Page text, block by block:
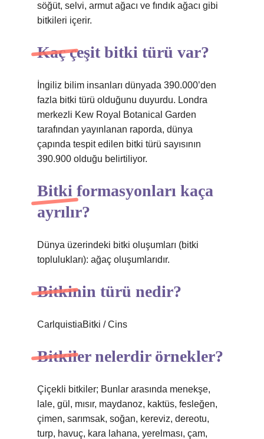
söğüt, selvi, armut ağacı ve fındık ağacı gibi
bitkileri içerir.
Kaç çeşit bitki türü var?
İngiliz bilim insanları dünyada 390.000’den
fazla bitki türü olduğunu duyurdu. Londra
merkezli Kew Royal Botanical Garden
tarafından yayınlanan raporda, dünya
çapında tespit edilen bitki türü sayısının
390.900 olduğu belirtiliyor.
Bitki formasyonları kaça
ayrılır?
Dünya üzerindeki bitki oluşumları (bitki
toplulukları): ağaç oluşumlarıdır.
Bitkinin türü nedir?
CarlquistiaBitki / Cins
Bitkiler nelerdir örnekler?
Çiçekli bitkiler; Bunlar arasında menekşe,
lale, gül, mısır, maydanoz, kaktüs, fesleğen,
çimen, sarımsak, soğan, kereviz, dereotu,
turp, havuç, kara lahana, yerelması, çam,